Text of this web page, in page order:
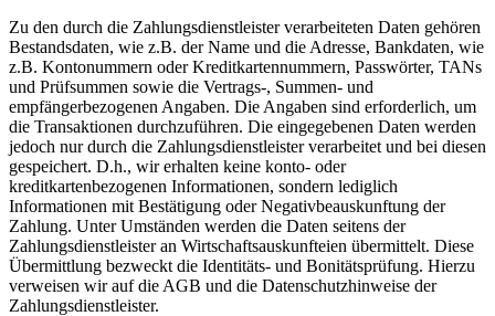
Zu den durch die Zahlungsdienstleister verarbeiteten Daten gehören
Bestandsdaten, wie z.B. der Name und die Adresse, Bankdaten, wie
z.B. Kontonummern oder Kreditkartennummern, Passwörter, TANs
und Prüfsummen sowie die Vertrags-, Summen- und
empfängerbezogenen Angaben. Die Angaben sind erforderlich, um
die Transaktionen durchzuführen. Die eingegebenen Daten werden
jedoch nur durch die Zahlungsdienstleister verarbeitet und bei diesen
gespeichert. D.h., wir erhalten keine konto- oder
kreditkartenbezogenen Informationen, sondern lediglich
Informationen mit Bestätigung oder Negativbeauskunftung der
Zahlung. Unter Umständen werden die Daten seitens der
Zahlungsdienstleister an Wirtschaftsauskunfteien übermittelt. Diese
Übermittlung bezweckt die Identitäts- und Bonitätsprüfung. Hierzu
verweisen wir auf die AGB und die Datenschutzhinweise der
Zahlungsdienstleister.